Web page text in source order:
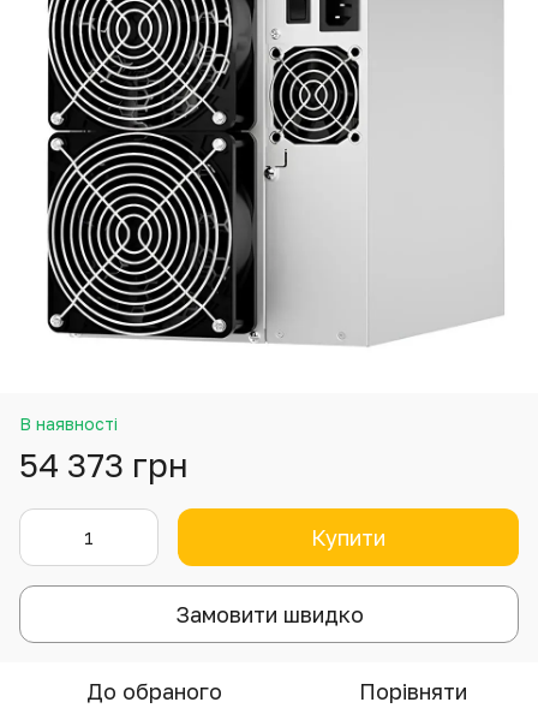
В наявності
54 373 грн
Купити
Замовити швидко
До обраного Порівняти